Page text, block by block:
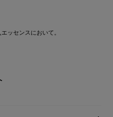
ッセンスにおいて。